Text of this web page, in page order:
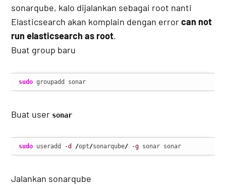
sonarqube, kalo dijalankan sebagai root nanti
Elasticsearch akan komplain dengan errorcan not
run elasticsearch as root.
Buat group baru
sudo groupadd sonar
Buat user sonar
sudo useradd -d /opt/sonarqube/ -g sonar sonar
Jalankan sonarqube